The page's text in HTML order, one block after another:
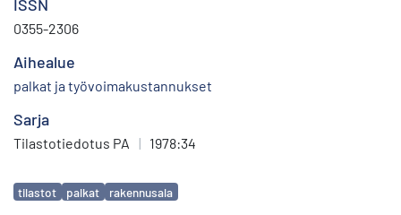
ISSN
0355-2306
Aihealue
palkat ja työvoimakustannukset
Sarja
Tilastotiedotus PA | 1978:34
Avainsanat
tilastot palkat rakennusala